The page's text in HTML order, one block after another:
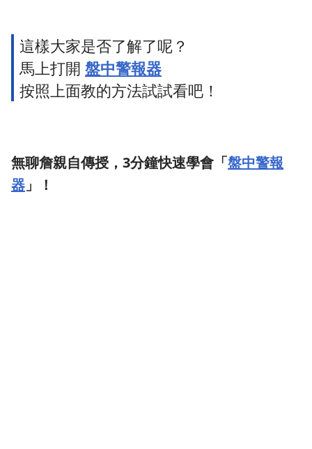
這樣大家是否了解了呢？
馬上打開 盤中警報器
按照上面教的方法試試看吧！
無聊詹親自傳授，3分鐘快速學會「盤中警報
器 」！